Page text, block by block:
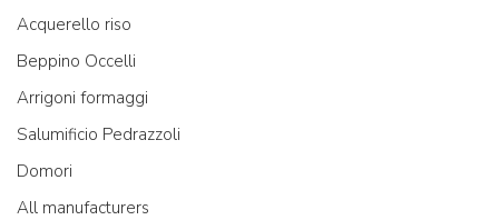
Acquerello riso
Beppino Occelli
Arrigoni formaggi
Salumificio Pedrazzoli
Domori
All manufacturers